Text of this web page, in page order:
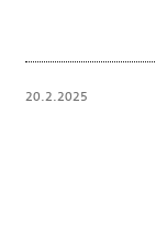
20.2.2025